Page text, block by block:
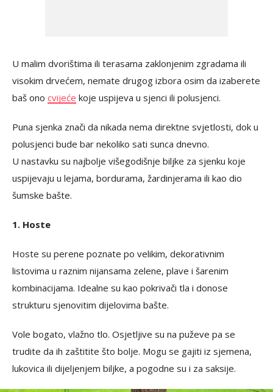
U malim dvorištima ili terasama zaklonjenim zgradama ili
visokim drvećem, nemate drugog izbora osim da izaberete
baš ono cvijeće koje uspijeva u sjenci ili polusjenci.
Puna sjenka znači da nikada nema direktne svjetlosti, dok u
polusjenci bude bar nekoliko sati sunca dnevno.
U nastavku su najbolje višegodišnje biljke za sjenku koje
uspijevaju u lejama, bordurama, žardinjerama ili kao dio
šumske bašte.
1. Hoste
Hoste su perene poznate po velikim, dekorativnim
listovima u raznim nijansama zelene, plave i šarenim
kombinacijama. Idealne su kao pokrivači tla i donose
strukturu sjenovitim dijelovima bašte.
Vole bogato, vlažno tlo. Osjetljive su na puževe pa se
trudite da ih zaštitite što bolje. Mogu se gajiti iz sjemena,
lukovica ili dijeljenjem biljke, a pogodne su i za saksije.